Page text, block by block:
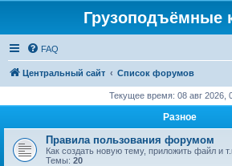
Грузоподъёмные
FAQ
Центральный сайт Список форумов
Текущее время: 08 авг 2026,
Разное
Правила пользования форумом
Как создать новую тему, приложить файл и
Темы: 20